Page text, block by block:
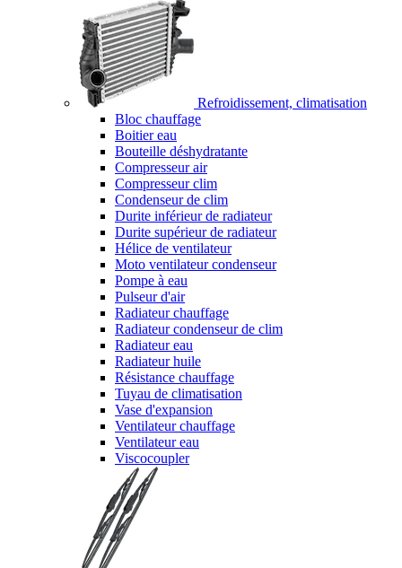
Refroidissement, climatisation
Bloc chauffage
Boitier eau
Bouteille déshydratante
Compresseur air
Compresseur clim
Condenseur de clim
Durite inférieur de radiateur
Durite supérieur de radiateur
Hélice de ventilateur
Moto ventilateur condenseur
Pompe à eau
Pulseur d'air
Radiateur chauffage
Radiateur condenseur de clim
Radiateur eau
Radiateur huile
Résistance chauffage
Tuyau de climatisation
Vase d'expansion
Ventilateur chauffage
Ventilateur eau
Viscocoupler